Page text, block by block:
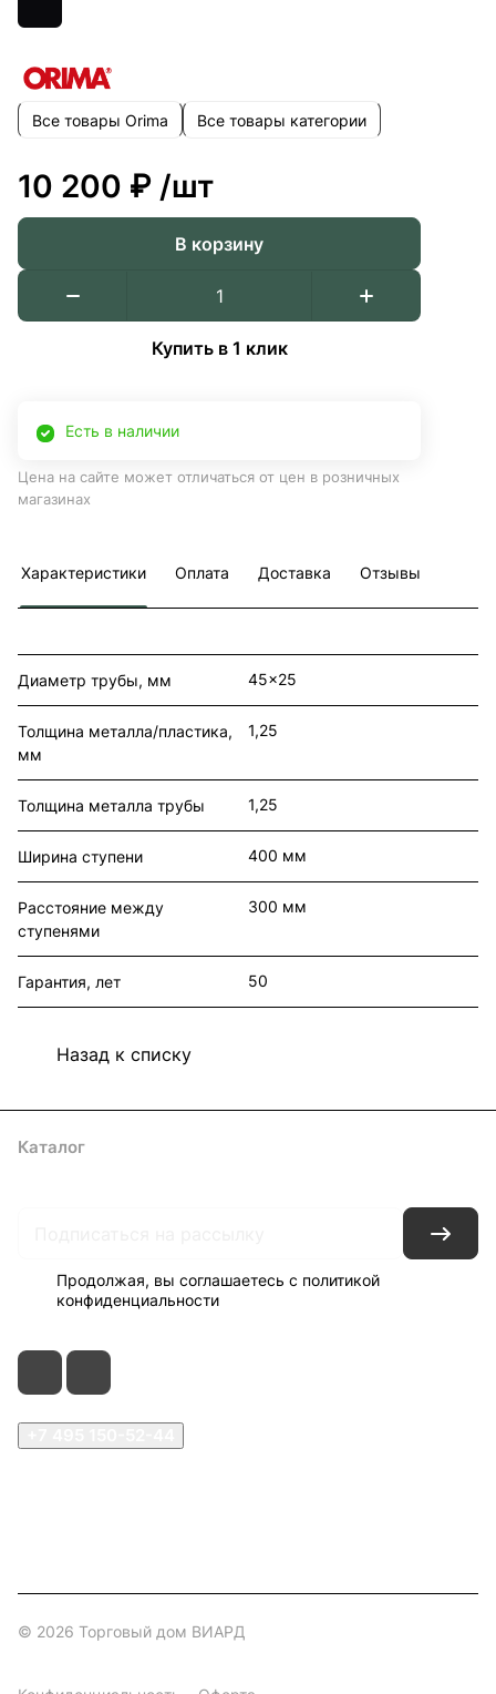
Все товары Orima Все товары категории
10 200 ₽ /шт
В корзину
Купить в 1 клик
Есть в наличии
Цена на сайте может отличаться от цен в розничных
магазинах
Характеристики Оплата Доставка Отзывы
Диаметр трубы, мм 45x25
Толщина металла/пластика,
мм
1,25
Толщина металла трубы 1,25
Ширина ступени 400 мм
Расстояние между
ступенями
300 мм
Гарантия, лет 50
Назад к списку
Каталог
Продолжая, вы соглашаетесь с политикой
конфиденциальности
© 2026 Торговый дом ВИАРД